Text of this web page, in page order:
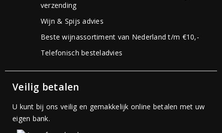
verzending
Wijn & Spijs advies
Beste wijnassortiment van Nederland t/m €10,-
Telefonisch besteladvies
Veilig betalen
U kunt bij ons veilig en gemakkelijk online betalen met uw
eigen bank.